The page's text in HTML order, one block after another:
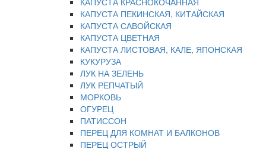
КАПУСТА ПЕКИНСКАЯ, КИТАЙСКАЯ
КАПУСТА САВОЙСКАЯ
КАПУСТА ЦВЕТНАЯ
КАПУСТА ЛИСТОВАЯ, КАЛЕ, ЯПОНСКАЯ
КУКУРУЗА
ЛУК НА ЗЕЛЕНЬ
ЛУК РЕПЧАТЫЙ
МОРКОВЬ
ОГУРЕЦ
ПАТИССОН
ПЕРЕЦ ДЛЯ КОМНАТ И БАЛКОНОВ
ПЕРЕЦ ОСТРЫЙ